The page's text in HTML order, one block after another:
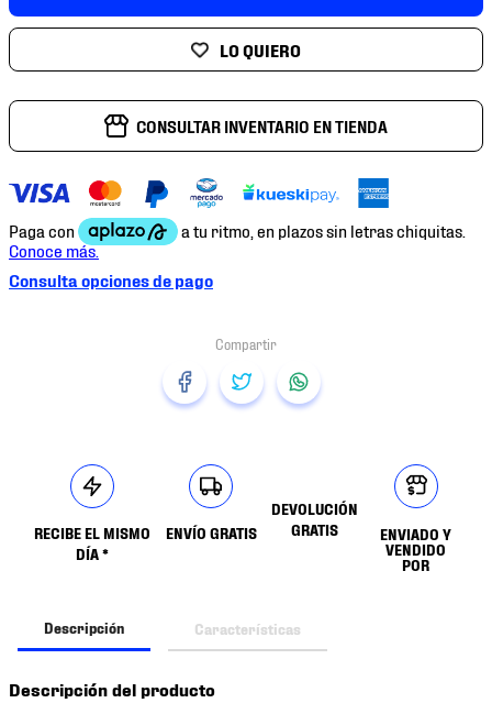
CONSULTAR INVENTARIO EN TIENDA
Consulta opciones de pago
RECIBE EL MISMO
DÍA *
ENVÍO GRATIS
DEVOLUCIÓN
GRATIS
ENVIADO Y
VENDIDO
POR
Descripción Características
Descripción del producto